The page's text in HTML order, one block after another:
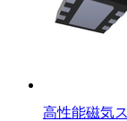
高性能磁気